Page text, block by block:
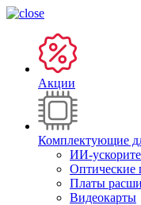
Акции
Комплектующие
ИИ-
Оптические
Платы
Видеокарты